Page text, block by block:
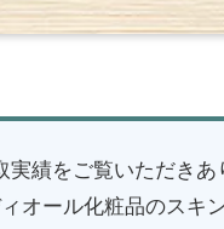
績をご覧いただきあ
オール化粧品のスキ